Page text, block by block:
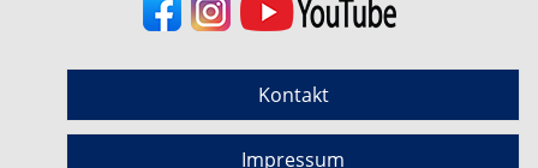
Kontakt
Impressum